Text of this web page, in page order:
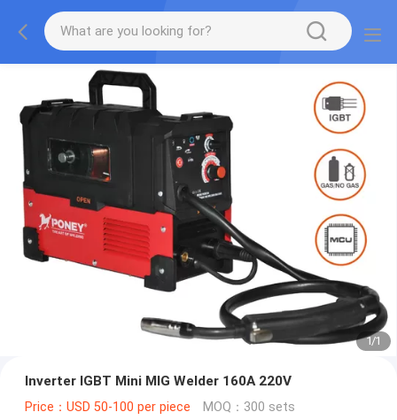
1/1
Inverter IGBT Mini MIG Welder 160A 220V
Price：USD 50-100 per piece MOQ：300 sets